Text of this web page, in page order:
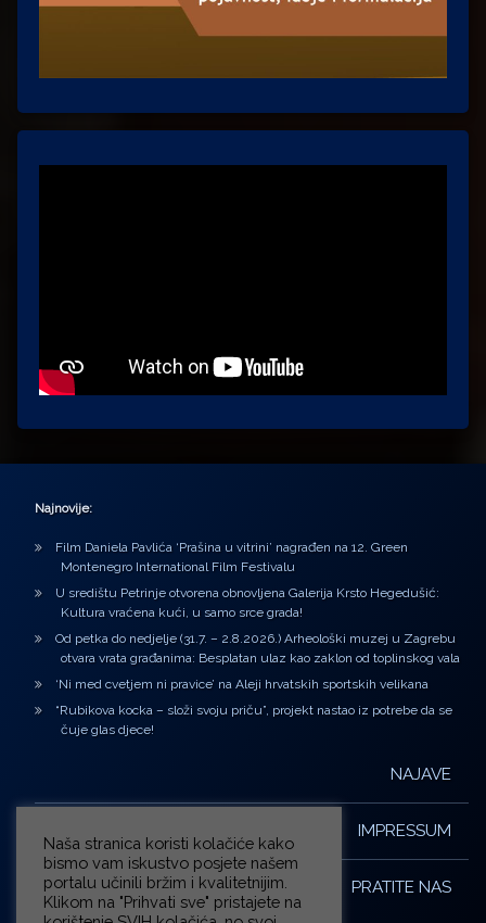
Najnovije:
Film Daniela Pavlića ‘Prašina u vitrini’ nagrađen na 12. Green
Montenegro International Film Festivalu
U središtu Petrinje otvorena obnovljena Galerija Krsto Hegedušić:
Kultura vraćena kući, u samo srce grada!
Od petka do nedjelje (31.7. – 2.8.2026.) Arheološki muzej u Zagrebu
otvara vrata građanima: Besplatan ulaz kao zaklon od toplinskog vala
‘Ni med cvetjem ni pravice’ na Aleji hrvatskih sportskih velikana
“Rubikova kocka – složi svoju priču”, projekt nastao iz potrebe da se
čuje glas djece!
NAJAVE
IMPRESSUM
PRATITE NAS
Naša stranica koristi kolačiće kako
bismo vam iskustvo posjete našem
portalu učinili bržim i kvalitetnijim.
Klikom na "Prihvati sve" pristajete na